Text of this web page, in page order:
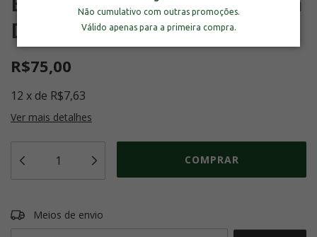
Não cumulativo com outras promoções.
Válido apenas para a primeira compra.
Duo Menta com 120 Cápsulas
R$75,00
12 x de R$7,63
Ver mais detalhes
Entregas para o CEP:
Meios de envio